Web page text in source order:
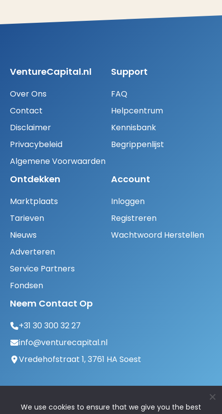
VentureCapital.nl
Over Ons
Contact
Disclaimer
Privacybeleid
Algemene Voorwaarden
Support
FAQ
Helpcentrum
Kennisbank
Begrippenlijst
Ontdekken
Marktplaats
Tarieven
Nieuws
Adverteren
Service Partners
Fondsen
Account
Inloggen
Registreren
Wachtwoord Herstellen
Neem Contact Op
+31 30 300 32 27
info@venturecapital.nl
Vredehofstraat 1, 3761 HA Soest
We use cookies to ensure that we give you the best